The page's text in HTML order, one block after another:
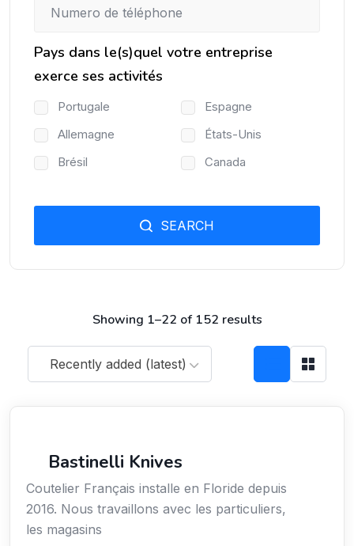
Showing 1–22 of 152 results
Recently added (latest)
Bastinelli Knives
Coutelier Français installe en Floride depuis
2016. Nous travaillons avec les particuliers,
les magasins
Pays dans le(s)quel votre entreprise
exerce ses activités
Portugale
Espagne
Allemagne
États-Unis
Brésil
Canada
SEARCH